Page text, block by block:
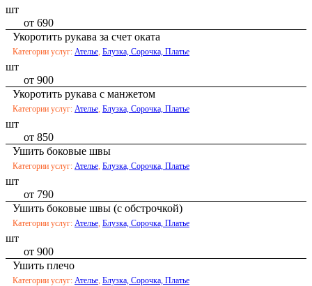
шт
от 690
Укоротить рукава за счет оката
Категории услуг: Ателье, Блузка, Сорочка, Платье
шт
от 900
Укоротить рукава с манжетом
Категории услуг: Ателье, Блузка, Сорочка, Платье
шт
от 850
Ушить боковые швы
Категории услуг: Ателье, Блузка, Сорочка, Платье
шт
от 790
Ушить боковые швы (с обстрочкой)
Категории услуг: Ателье, Блузка, Сорочка, Платье
шт
от 900
Ушить плечо
Категории услуг: Ателье, Блузка, Сорочка, Платье